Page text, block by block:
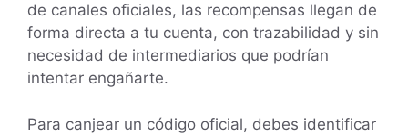
de canales oficiales, las recompensas llegan de
forma directa a tu cuenta, con trazabilidad y sin
necesidad de intermediarios que podrían
intentar engañarte.
Para canjear un código oficial, debes identificar